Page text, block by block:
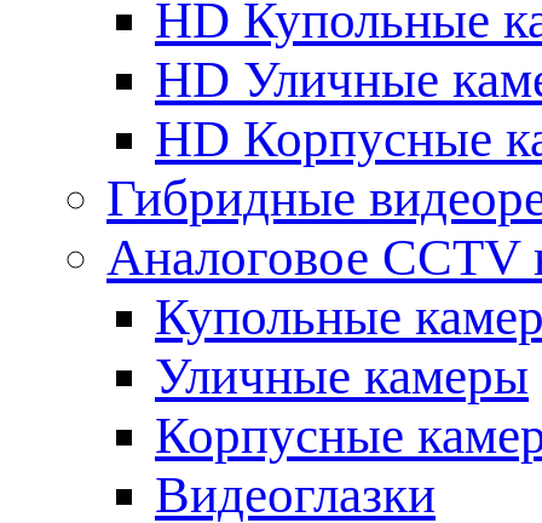
HD Купольные
HD Уличные
HD Корпусные
Гибридные
Аналоговое CCTV
Купольные
Уличные камеры
Корпусные
Видеоглазки